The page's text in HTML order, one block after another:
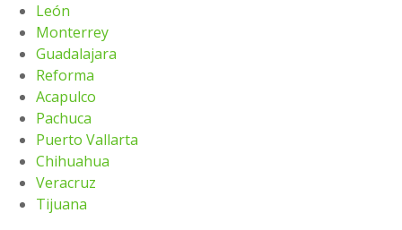
León
Monterrey
Guadalajara
Reforma
Acapulco
Pachuca
Puerto Vallarta
Chihuahua
Veracruz
Tijuana